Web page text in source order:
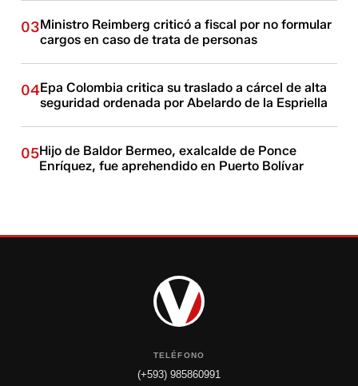
03Ministro Reimberg criticó a fiscal por no formular
cargos en caso de trata de personas
04Epa Colombia critica su traslado a cárcel de alta
seguridad ordenada por Abelardo de la Espriella
05Hijo de Baldor Bermeo, exalcalde de Ponce
Enríquez, fue aprehendido en Puerto Bolívar
TELÉFONO
(+593) 985860991